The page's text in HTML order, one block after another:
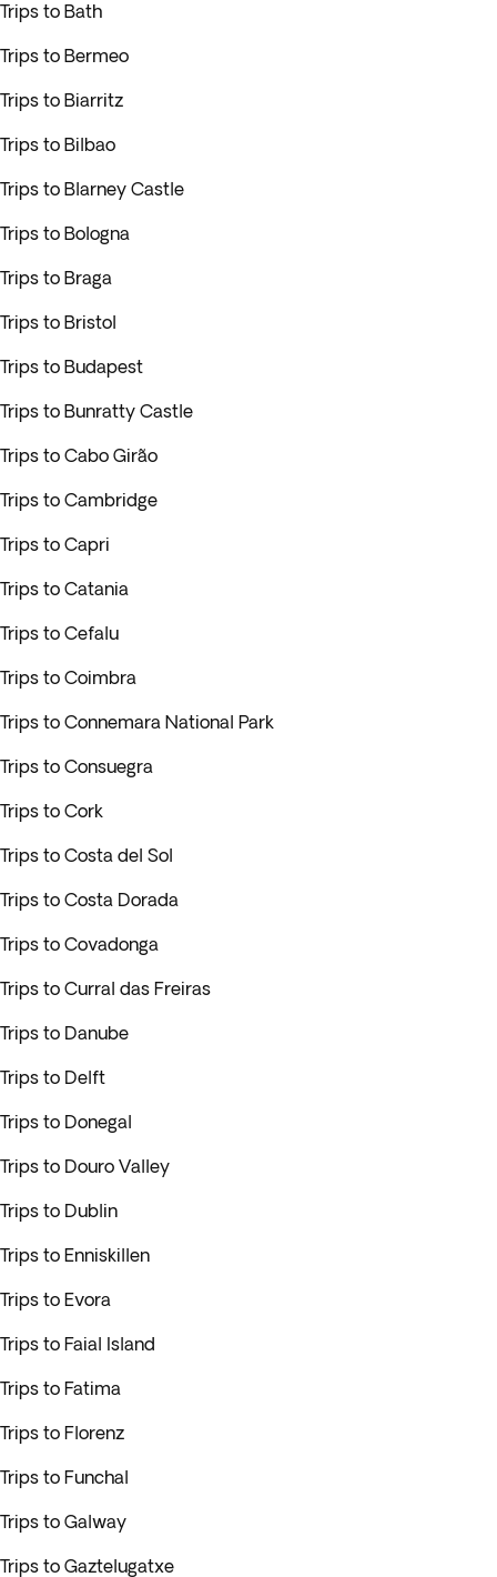
Trips to Bath
Trips to Bermeo
Trips to Biarritz
Trips to Bilbao
Trips to Blarney Castle
Trips to Bologna
Trips to Braga
Trips to Bristol
Trips to Budapest
Trips to Bunratty Castle
Trips to Cabo Girão
Trips to Cambridge
Trips to Capri
Trips to Catania
Trips to Cefalu
Trips to Coimbra
Trips to Connemara National Park
Trips to Consuegra
Trips to Cork
Trips to Costa del Sol
Trips to Costa Dorada
Trips to Covadonga
Trips to Curral das Freiras
Trips to Danube
Trips to Delft
Trips to Donegal
Trips to Douro Valley
Trips to Dublin
Trips to Enniskillen
Trips to Evora
Trips to Faial Island
Trips to Fatima
Trips to Florenz
Trips to Funchal
Trips to Galway
Trips to Gaztelugatxe